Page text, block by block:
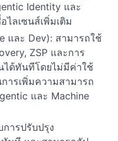
Identity และ
ไลเซนส์เพิ่มเติม
และ Dev): สามารถใช้
ZSP และการ
ได้ทันทีโดยไม่มีค่าใช้
ารเพิ่มความสามารถ
และ Machine
ารปรับปรุง